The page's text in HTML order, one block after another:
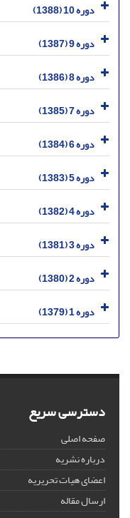
دوره 10 (1388)
دوره 9 (1387)
دوره 8 (1386)
دوره 7 (1385)
دوره 6 (1384)
دوره 5 (1383)
دوره 4 (1382)
دوره 3 (1381)
دوره 2 (1380)
دوره 1 (1379)
دسترسی سریع
صفحه اصلی
درباره نشریه
اعضای هیات تحریریه
ارسال مقاله